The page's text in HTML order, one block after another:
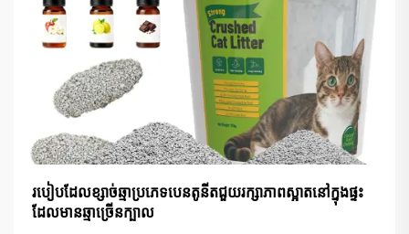
របៀបដែលខ្សាច់ឆ្មាប្រភេទបេនតូនីតជួយរក្សាភាពស្អាតនៅក្នុងផ្ទះ
ដែលមានឆ្មាច្រើនក្បាល